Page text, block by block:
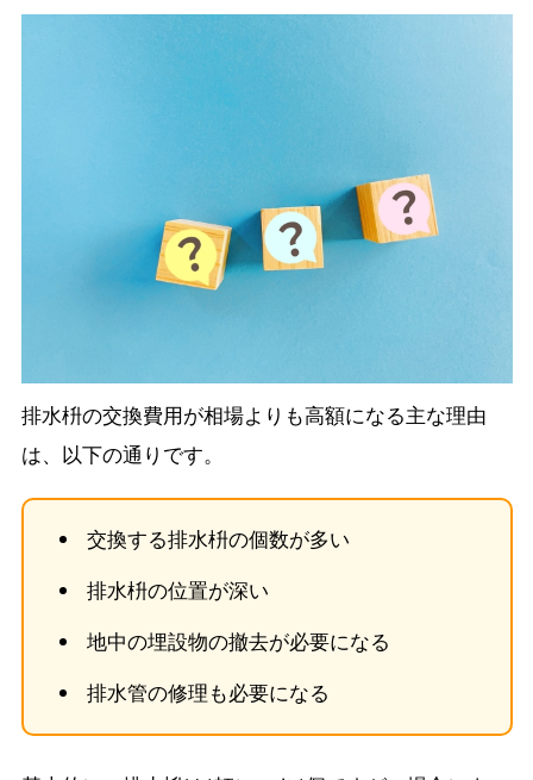
排水枡の交換費用が相場よりも高額になる主な理由
は、以下の通りです。
交換する排水枡の個数が多い
排水枡の位置が深い
地中の埋設物の撤去が必要になる
排水管の修理も必要になる